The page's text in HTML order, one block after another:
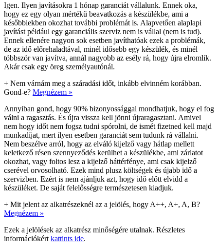
Igen. Ilyen javításokra 1 hónap garanciát vállalunk. Ennek oka,
hogy ez egy olyan mértékű beavatkozás a készülékbe, ami a
későbbiekben okozhat további problémát is. Alapvetően alaplapi
javítást például egy garanciális szerviz nem is vállal (nem is tud).
Ennek ellenére nagyon sok esetben javíthatóak ezek a problémák,
de az idő előrehaladtával, minél idősebb egy készülék, és minél
többször van javítva, annál nagyobb az esély rá, hogy újra elromlik.
Akár csak egy öreg személyautónál.
+ Nem várnám meg a száradási időt, inkább elvinném korábban.
Gond-e? Megnézem »
Annyiban gond, hogy 90% bizonyossággal mondhatjuk, hogy el fog
válni a ragasztás. És újra vissza kell jönni újraragasztani. Amivel
nem hogy időt nem fogsz tudni spórolni, de ismét fizetned kell majd
munkadíjat, mert ilyen esetben garanciát sem tudunk rá vállalni.
Nem beszélve arról, hogy az elváló kijelző vagy hátlap mellett
keletkező résen szennyeződés kerülhet a készülékbe, ami zárlatot
okozhat, vagy foltos lesz a kijelző háttérfénye, ami csak kijelző
cserével orvosolható. Ezek mind plusz költségek és újabb idő a
szervizben. Ezért is nem ajánljuk azt, hogy idő előtt elvidd a
készüléket. De saját felelősségre természetesen kiadjuk.
+ Mit jelent az alkatrészeknél az a jelölés, hogy A++, A+, A, B?
Megnézem »
Ezek a jelölések az alkatrész minőségére utalnak. Részletes
információkért kattints ide.